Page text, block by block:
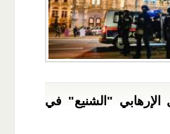
الإرهابي "الشنيع" في